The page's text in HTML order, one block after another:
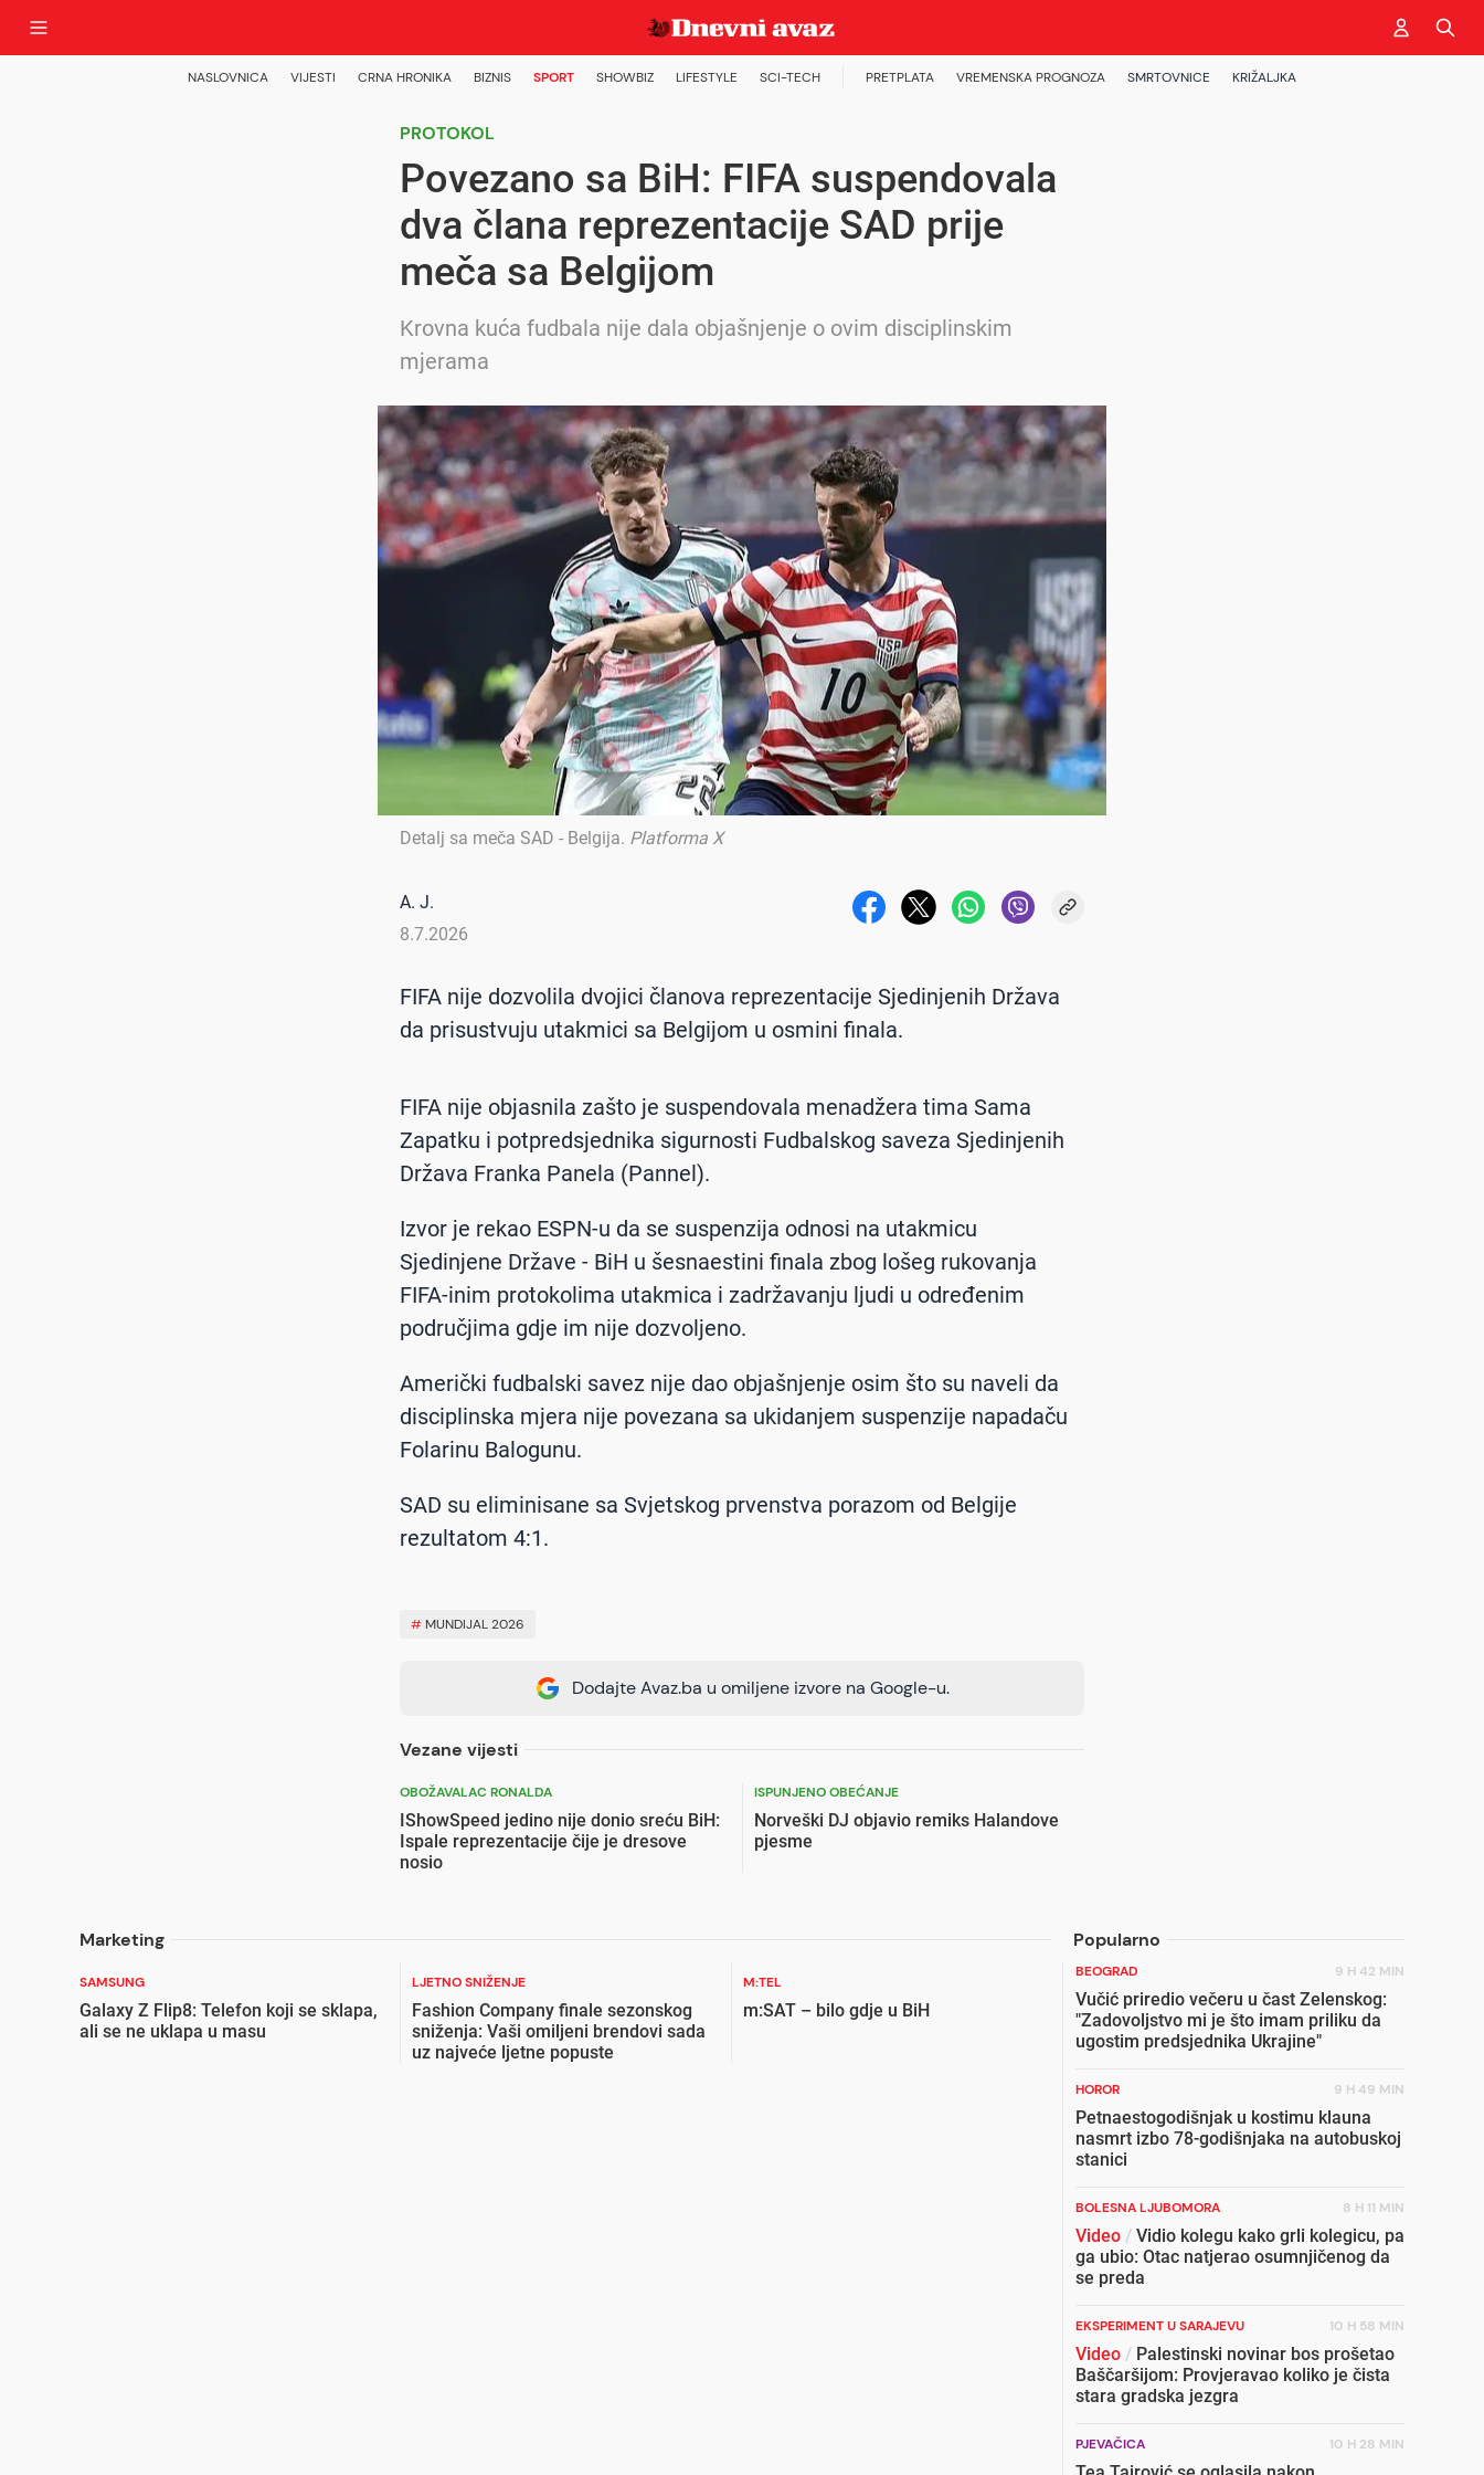
NASLOVNICA VIJESTI CRNA HRONIKA BIZNIS SPORT SHOWBIZ LIFESTYLE SCI-TECH PRETPLATA VREMENSKA PROGNOZA SMRTOVNICE KRIŽALJKA
PROTOKOL
Povezano sa BiH: FIFA suspendovala
dva člana reprezentacije SAD prije
meča sa Belgijom
Krovna kuća fudbala nije dala objašnjenje o ovim disciplinskim
mjerama
Detalj sa meča SAD - Belgija. Platforma X
A. J.
8.7.2026
FIFA nije dozvolila dvojici članova reprezentacije Sjedinjenih Država
da prisustvuju utakmici sa Belgijom u osmini finala.
FIFA nije objasnila zašto je suspendovala menadžera tima Sama
Zapatku i potpredsjednika sigurnosti Fudbalskog saveza Sjedinjenih
Država Franka Panela (Pannel).
Izvor je rekao ESPN-u da se suspenzija odnosi na utakmicu
Sjedinjene Države - BiH u šesnaestini finala zbog lošeg rukovanja
FIFA-inim protokolima utakmica i zadržavanju ljudi u određenim
područjima gdje im nije dozvoljeno.
Američki fudbalski savez nije dao objašnjenje osim što su naveli da
disciplinska mjera nije povezana sa ukidanjem suspenzije napadaču
Folarinu Balogunu.
SAD su eliminisane sa Svjetskog prvenstva porazom od Belgije
rezultatom 4:1.
# MUNDIJAL 2026
Dodajte Avaz.ba u omiljene izvore na Google-u.
Vezane vijesti
OBOŽAVALAC RONALDA
IShowSpeed jedino nije donio sreću BiH:
Ispale reprezentacije čije je dresove
nosio
ISPUNJENO OBEĆANJE
Norveški DJ objavio remiks Halandove
pjesme
Marketing Popularno
SAMSUNG
Galaxy Z Flip8: Telefon koji se sklapa,
ali se ne uklapa u masu
LJETNO SNIŽENJE
Fashion Company finale sezonskog
sniženja: Vaši omiljeni brendovi sada
uz najveće ljetne popuste
M:TEL
m:SAT – bilo gdje u BiH
BEOGRAD 9 H 42 MIN
Vučić priredio večeru u čast Zelenskog:
"Zadovoljstvo mi je što imam priliku da
ugostim predsjednika Ukrajine"
HOROR 9 H 49 MIN
Petnaestogodišnjak u kostimu klauna
nasmrt izbo 78-godišnjaka na autobuskoj
stanici
BOLESNA LJUBOMORA 8 H 11 MIN
Video / Vidio kolegu kako grli kolegicu, pa
ga ubio: Otac natjerao osumnjičenog da
se preda
EKSPERIMENT U SARAJEVU 10 H 58 MIN
Video / Palestinski novinar bos prošetao
Baščaršijom: Provjeravao koliko je čista
stara gradska jezgra
PJEVAČICA 10 H 28 MIN